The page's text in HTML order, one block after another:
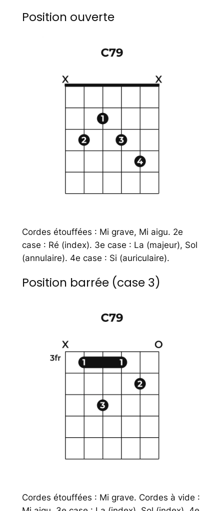
Position ouverte
Cordes étouffées : Mi grave, Mi aigu. 2e
case : Ré (index). 3e case : La (majeur), Sol
(annulaire). 4e case : Si (auriculaire).
Position barrée (case 3)
Cordes étouffées : Mi grave. Cordes à vide :